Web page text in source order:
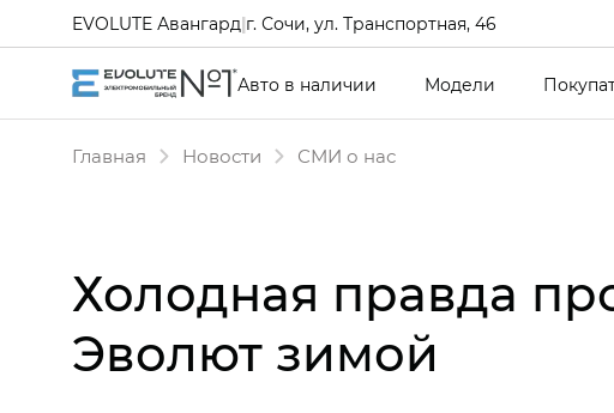
EVOLUTE Авангард|г. Сочи, ул. Транспортная, 46
Авто в наличии Модели
Главная Новости СМИ о нас
Холодная правда
Эволют зимой